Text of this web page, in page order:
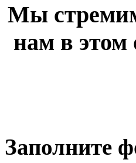
Мы
нам в этом
Заполните